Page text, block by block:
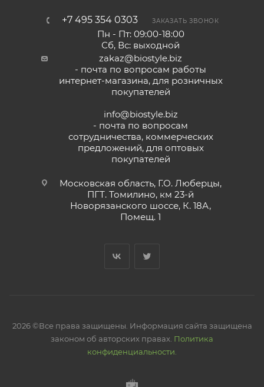
+7 495 354 0303 ЗАКАЗАТЬ ЗВОНОК
Пн - Пт: 09:00-18:00
Сб, Вс: выходной
zakaz@biostyle.biz
- почта по вопросам работы
интернет-магазина, для розничных
покупателей
info@biostyle.biz
- почта по вопросам
сотрудничества, коммерческих
предложений, для оптовых
покупателей
Московская область, Г.О. Люберцы,
ПГТ. Томилино, км 23-й
Новорязанского шоссе, К. 18А,
Помещ. 1
2026 ©Все права защищены. Информация сайта защищена
законом об авторских правах. Политика
конфиденциальности.